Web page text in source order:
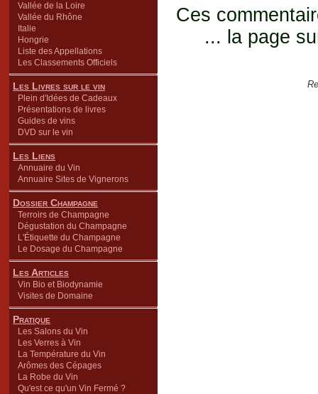
Vallée de la Loire
Vallée du Rhône
Italie
Hongrie
Liste des Appellations
Les Classements Officiels
Les Livres sur le vin
Plein d'Idées de Cadeaux
Présentations de livres
Guides de vins
DVD sur le vin
Les Liens
Annuaire du Vin
Annuaire Sites de Vignerons
Dossier Champagne
Terroirs de Champagne
Dégustation du Champagne
L'Étiquette du Champagne
Le Dosage du Champagne
Les Articles
Vin Bio et Biodynamie
Visites de Domaine
Pratique
Les Salons du Vin
Les Verres à Vin
La Température du Vin
Arômes des Cépages
La Robe du Vin
Qu'est ce qu'un Vin Fermé ?
Ces
... la page